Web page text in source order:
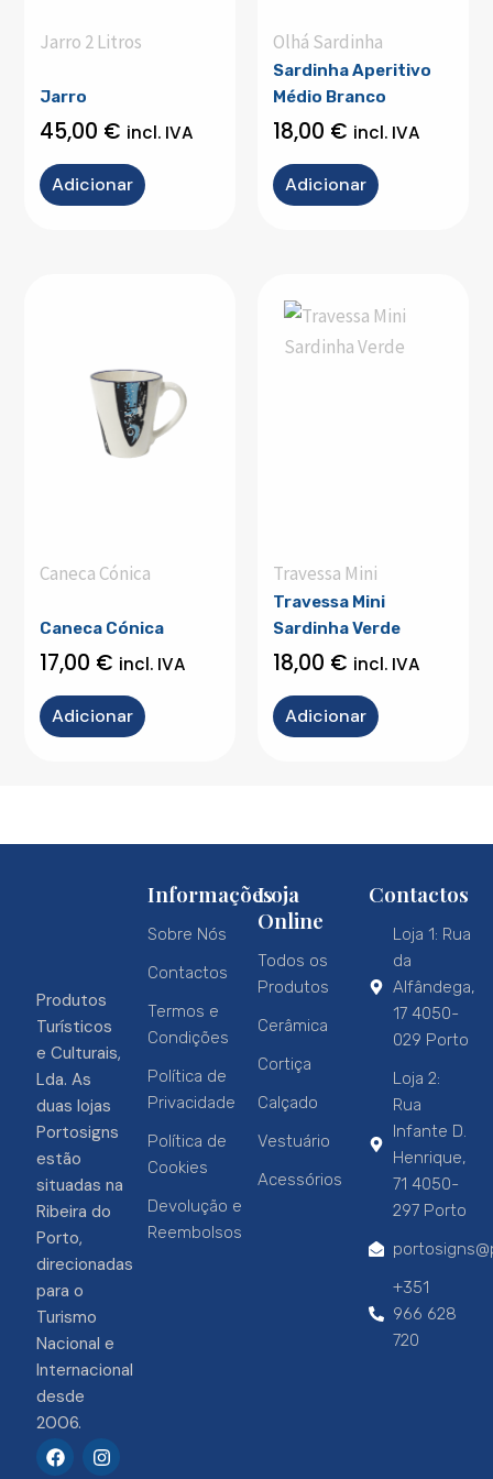
Jarro 2 Litros
Jarro
45,00 € incl. IVA
Adicionar
Olhá Sardinha
Sardinha Aperitivo
Médio Branco
18,00 € incl. IVA
Adicionar
Caneca Cónica
Caneca Cónica
17,00 € incl. IVA
Adicionar
Travessa Mini
Travessa Mini
Sardinha Verde
18,00 € incl. IVA
Adicionar
Produtos
Turísticos
e Culturais,
Lda. As
duas lojas
Portosigns
estão
situadas na
Ribeira do
Porto,
direcionadas
para o
Turismo
Nacional e
Internacional
desde
2006.
F
a
I
n
Informações
Sobre Nós
Contactos
Termos e
Condições
Política de
Privacidade
Política de
Cookies
Devolução e
Reembolsos
Loja
Online
Todos os
Produtos
Cerâmica
Cortiça
Calçado
Vestuário
Acessórios
Contactos
Loja 1: Rua
da
Alfândega,
17 4050-
029 Porto
Loja 2:
Rua
Infante D.
Henrique,
71 4050-
297 Porto
+351
966 628
720